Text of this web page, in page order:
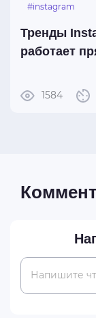
#instagram
Тренды
работает
1584
Напишите